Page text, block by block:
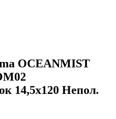
OCEANMIST
14,5x120 Непол.